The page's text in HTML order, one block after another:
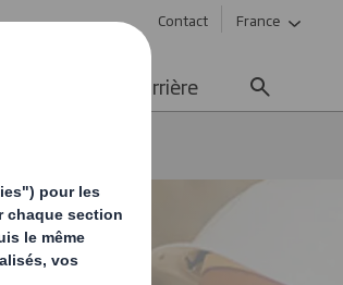
Contact France
Carrière